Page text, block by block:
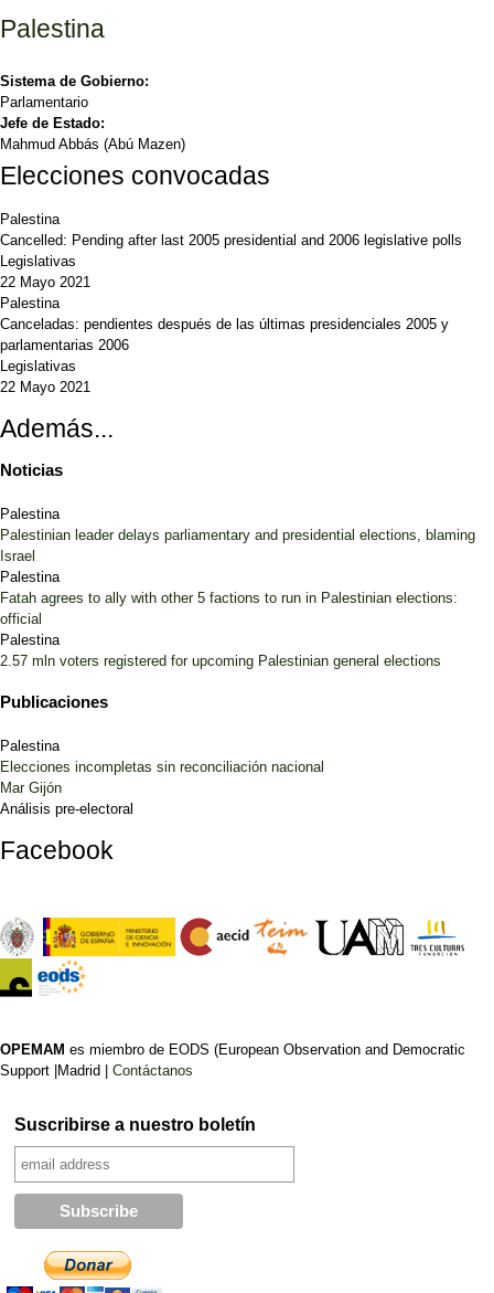
Palestina
Sistema de Gobierno:
Parlamentario
Jefe de Estado:
Mahmud Abbás (Abú Mazen)
Elecciones convocadas
Palestina
Cancelled: Pending after last 2005 presidential and 2006 legislative polls
Legislativas
22 Mayo 2021
Palestina
Canceladas: pendientes después de las últimas presidenciales 2005 y
parlamentarias 2006
Legislativas
22 Mayo 2021
Además...
Noticias
Palestina
Palestinian leader delays parliamentary and presidential elections, blaming
Israel
Palestina
Fatah agrees to ally with other 5 factions to run in Palestinian elections:
official
Palestina
2.57 mln voters registered for upcoming Palestinian general elections
Publicaciones
Palestina
Elecciones incompletas sin reconciliación nacional
Mar Gijón
Análisis pre-electoral
Facebook
OPEMAM es miembro de EODS (European Observation and Democratic
Support |Madrid | Contáctanos
Suscribirse a nuestro boletín